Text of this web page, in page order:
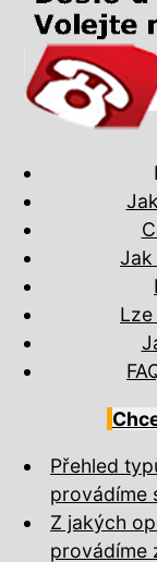
Jak
Přehled
provádíme
Z jakých
provádíme